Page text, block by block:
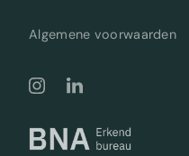
Algemene voorwaarden